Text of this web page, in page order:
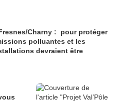
Charny : pour protéger
polluantes et les
devraient être